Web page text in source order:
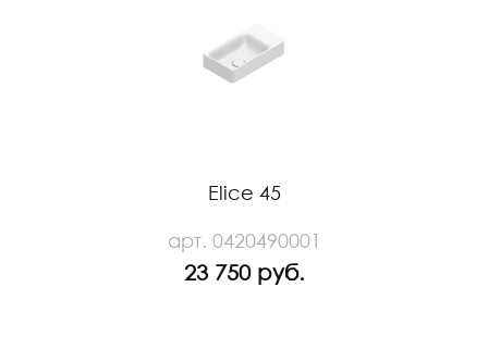
Elice 45
арт. 0420490001
23 750 руб.